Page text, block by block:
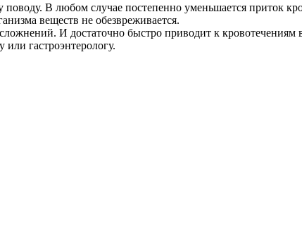
В любом случае постепенно уменьшается приток
веществ не обезвреживается.
И достаточно быстро приводит к
гастроэнтерологу.